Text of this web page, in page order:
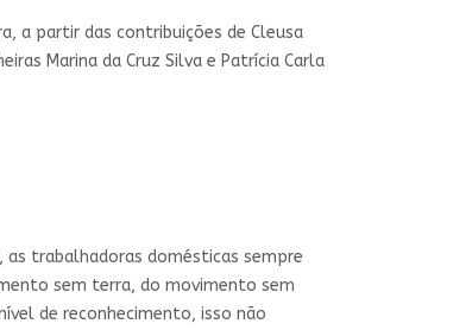
a partir das contribuições de Cleusa
Marina da Cruz Silva e Patrícia Carla
as trabalhadoras domésticas sempre
sem terra, do movimento sem
de reconhecimento, isso não